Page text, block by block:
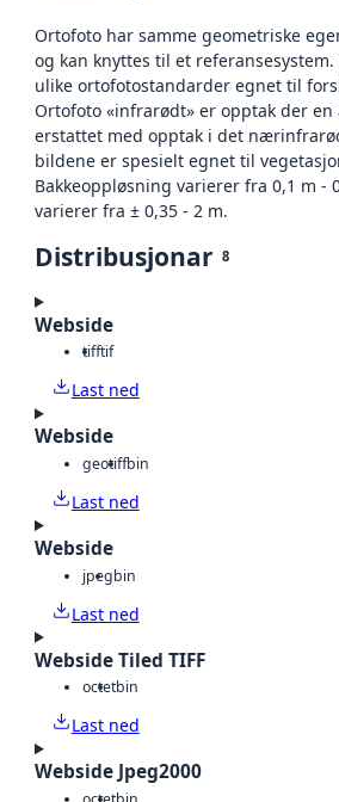
Ortofoto har samme geometriske
og kan knyttes til et
ulike ortofotostandarder egnet til
Ortofoto «infrarødt» er opptak der
erstattet med opptak i det
bildene er spesielt egnet til
Bakkeoppløsning varierer fra 0,1 m -
varierer fra ± 0,35 - 2 m.
Distribusjonar 8
Webside
tifftif
Last ned
Webside
geotiffbin
Last ned
Webside
jpegbin
Last ned
Webside Tiled TIFF
octetbin
Last ned
Webside Jpeg2000